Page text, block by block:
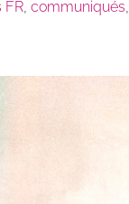
FR, communiqués,